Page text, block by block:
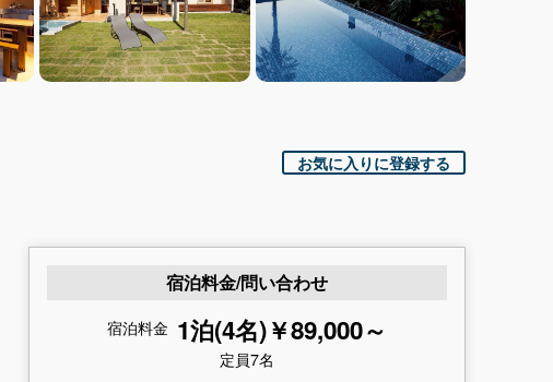
お気に入りに登録する
宿泊料金/問い合わせ
宿泊料金 1泊(4名)￥89,000～
定員7名